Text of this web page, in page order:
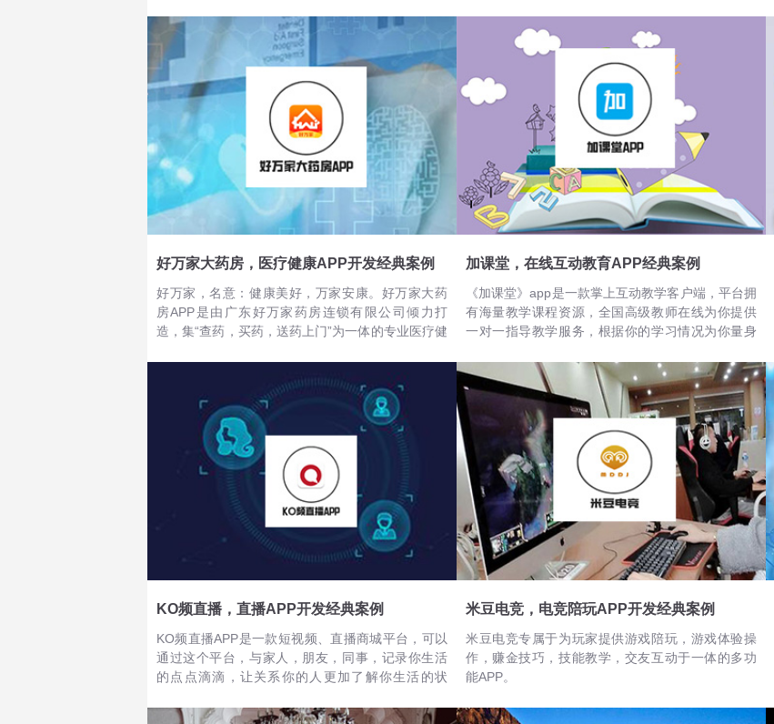
级的视听素材，多元化的英语情景，图多字少的形
象化教学，为孩子打造轻松学英语的语言环境。
有完善的售后服务，保障用户权益，用户可以放心
购物。有需要的用户一定不要错过。
好万家大药房，医疗健康APP开发经典案例
好万家，名意：健康美好，万家安康。好万家大药
房APP是由广东好万家药房连锁有限公司倾力打
造，集“查药，买药，送药上门”为一体的专业医疗健
加课堂，在线互动教育APP经典案例
《加课堂》app是一款掌上互动教学客户端，平台拥
有海量教学课程资源，全国高级教师在线为你提供
一对一指导教学服务，根据你的学习情况为你量身
打造的在线辅导教育平台，趣味互动零距离授课，
让孩子在短时间内即可有效提高学习成绩。
KO频直播，直播APP开发经典案例
KO频直播APP是一款短视频、直播商城平台，可以
通过这个平台，与家人，朋友，同事，记录你生活
的点点滴滴，让关系你的人更加了解你生活的状
关心的人的生活情况，除此之外，你也可以通过这
米豆电竞，电竞陪玩APP开发经典案例
米豆电竞专属于为玩家提供游戏陪玩，游戏体验操
作，赚金技巧，技能教学，交友互动于一体的多功
能APP。